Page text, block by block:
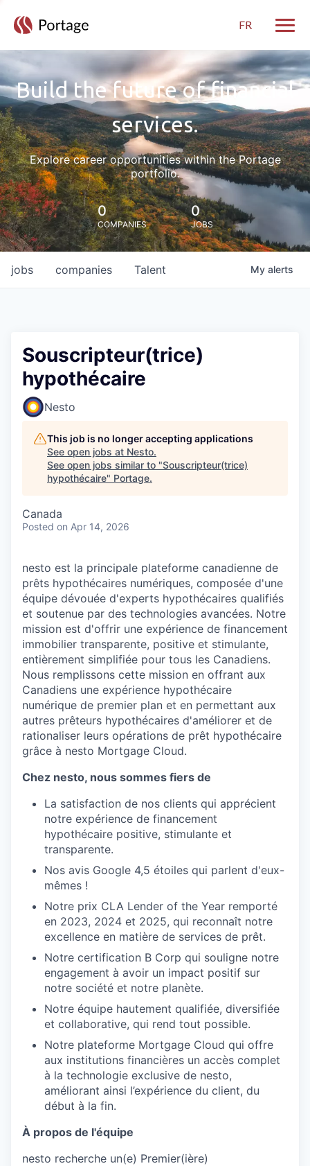
FR
Build the future of financial
services.
Explore career opportunities within the Portage
portfolio.
0
COMPANIES
0
JOBS
jobs companies Talent My alerts
Souscripteur(trice)
hypothécaire
Nesto
This job is no longer accepting applications
See open jobs at Nesto.
See open jobs similar to "Souscripteur(trice)
hypothécaire" Portage.
Canada
Posted on Apr 14, 2026
nesto est la principale plateforme canadienne de
prêts hypothécaires numériques, composée d'une
équipe dévouée d'experts hypothécaires qualifiés
et soutenue par des technologies avancées. Notre
mission est d'offrir une expérience de financement
immobilier transparente, positive et stimulante,
entièrement simplifiée pour tous les Canadiens.
Nous remplissons cette mission en offrant aux
Canadiens une expérience hypothécaire
numérique de premier plan et en permettant aux
autres prêteurs hypothécaires d'améliorer et de
rationaliser leurs opérations de prêt hypothécaire
grâce à nesto Mortgage Cloud.
Chez nesto, nous sommes fiers de
La satisfaction de nos clients qui apprécient
notre expérience de financement
hypothécaire positive, stimulante et
transparente.
Nos avis Google 4,5 étoiles qui parlent d'eux-
mêmes !
Notre prix CLA Lender of the Year remporté
en 2023, 2024 et 2025, qui reconnaît notre
excellence en matière de services de prêt.
Notre certification B Corp qui souligne notre
engagement à avoir un impact positif sur
notre société et notre planète.
Notre équipe hautement qualifiée, diversifiée
et collaborative, qui rend tout possible.
Notre plateforme Mortgage Cloud qui offre
aux institutions financières un accès complet
à la technologie exclusive de nesto,
améliorant ainsi l’expérience du client, du
début à la fin.
À propos de l'équipe
nesto recherche un(e) Premier(ière)